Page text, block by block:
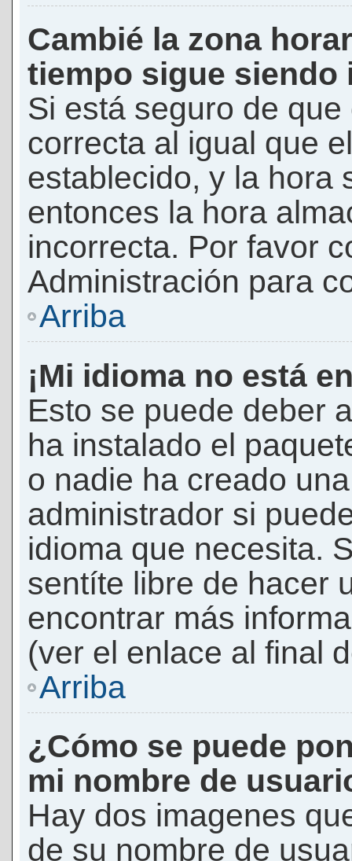
Cambié la zona
tiempo sigue siendo
Si está seguro de
correcta al igual que
establecido, y la hora
entonces la hora
incorrecta. Por favor
Administración para
Arriba
¡Mi idioma no está
Esto se puede deber
ha instalado el
o nadie ha creado
administrador si
idioma que necesita.
sentíte libre de hacer
encontrar más
(ver el enlace al final
Arriba
¿Cómo se puede
mi nombre de
Hay dos imagenes
de su nombre de